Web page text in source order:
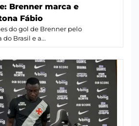
Brenner marca e
Fábio
do gol de Brenner pelo
do Brasil e a...